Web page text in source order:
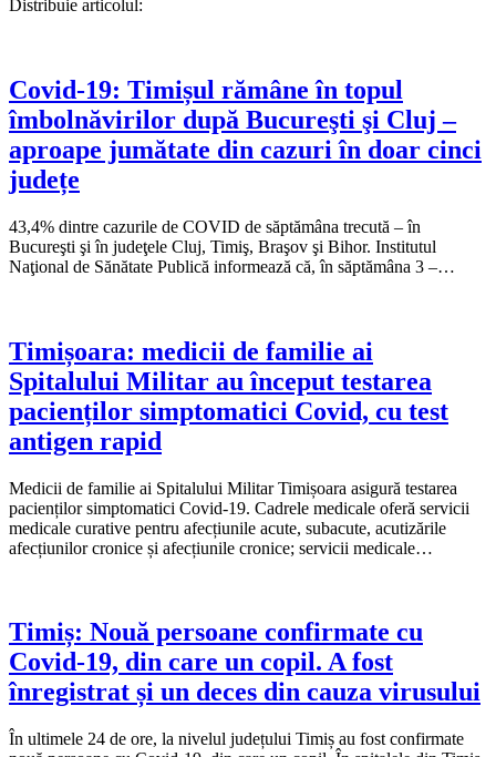
Distribuie articolul:
Covid-19: Timișul rămâne în topul
îmbolnăvirilor după Bucureşti şi Cluj –
aproape jumătate din cazuri în doar cinci
județe
43,4% dintre cazurile de COVID de săptămâna trecută – în
Bucureşti şi în judeţele Cluj, Timiş, Braşov şi Bihor. Institutul
Naţional de Sănătate Publică informează că, în săptămâna 3 –…
Timișoara: medicii de familie ai
Spitalului Militar au început testarea
pacienților simptomatici Covid, cu test
antigen rapid
Medicii de familie ai Spitalului Militar Timișoara asigură testarea
pacienților simptomatici Covid-19. Cadrele medicale oferă servicii
medicale curative pentru afecțiunile acute, subacute, acutizările
afecțiunilor cronice și afecțiunile cronice; servicii medicale…
Timiș: Nouă persoane confirmate cu
Covid-19, din care un copil. A fost
înregistrat și un deces din cauza virusului
În ultimele 24 de ore, la nivelul județului Timiș au fost confirmate